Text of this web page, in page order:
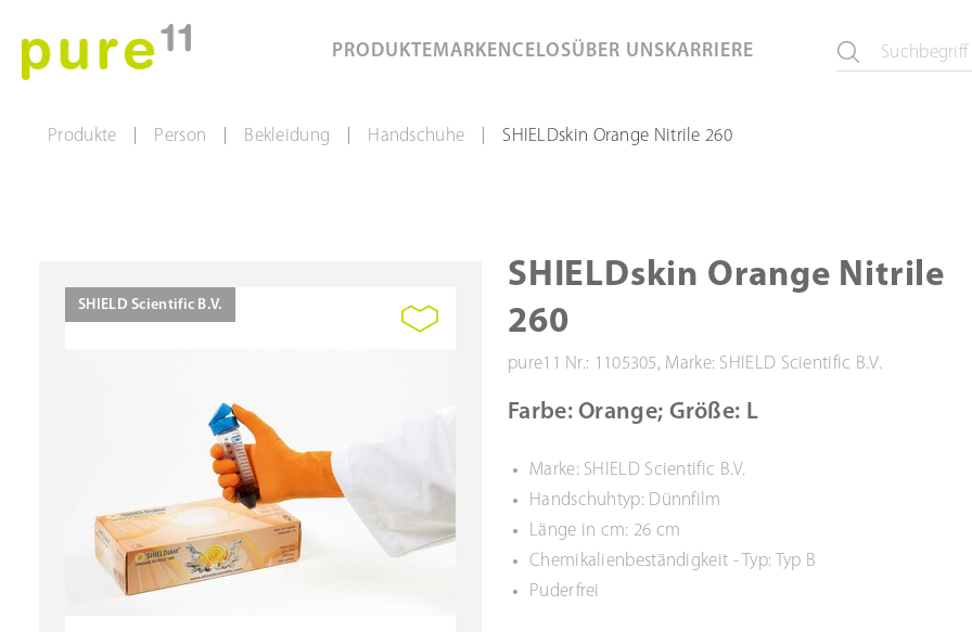
PRODUKTEMARKENCELOSÜBER UNS KARRIERE
Produkte Person Bekleidung Handschuhe SHIELDskin Orange Nitrile 260
SHIELD Scientific B.V.
SHIELDskin Orange Nitrile
260
pure11 Nr.: 1105305, Marke: SHIELD Scientific B.V.
Farbe: Orange; Größe: L
Marke: SHIELD Scientific B.V.
Handschuhtyp: Dünnfilm
Länge in cm: 26 cm
Chemikalienbeständigkeit - Typ: Typ B
Puderfrei